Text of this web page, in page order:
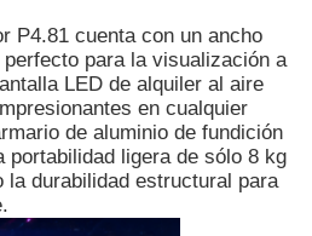
P4.81 cuenta con un ancho
para la visualización a
LED de alquiler al aire
en cualquier
de aluminio de fundición
portabilidad ligera de sólo 8 kg
la durabilidad estructural para